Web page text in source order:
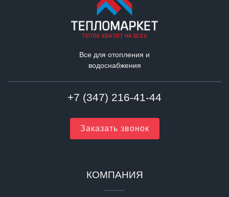
Все для отопления и
водоснабжения
+7 (347) 216-41-44
Заказать звонок
КОМПАНИЯ